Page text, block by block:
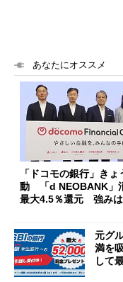
あなたにオススメ
「ドコモの銀行」きょ
動 「d NEOBANK」
最大4.5％還元 強み
元グ
満を
して